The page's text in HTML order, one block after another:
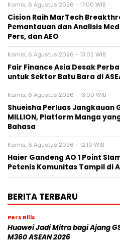
Kamis, 6 Agustus 2026 - 17:00 WIB
Cision Raih MarTech
Pemantauan dan Analisis
Pers, dan AEO
Kamis, 6 Agustus 2026 - 13:02 WIB
Fair Finance Asia Desak
untuk Sektor Batu Bara di
Kamis, 6 Agustus 2026 - 13:00 WIB
Shueisha Perluas Jangkauan
MILLION, Platform Manga
Bahasa
Kamis, 6 Agustus 2026 - 12:10 WIB
Haier Gandeng AO 1 Point
Petenis Komunitas Tampil di
BERITA TERBARU
Pers Rilis
Huawei Jadi Mitra bagi Ajang
M360 ASEAN 2026